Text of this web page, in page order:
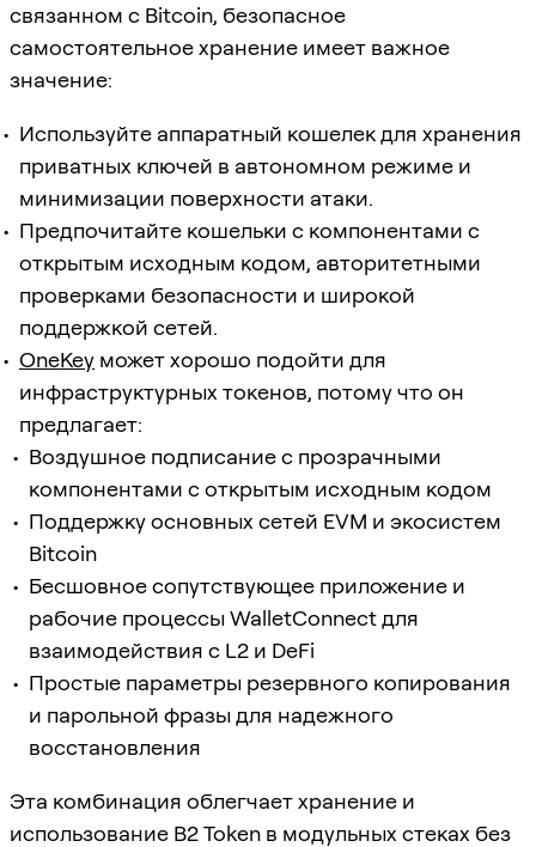
связанном с Bitcoin, безопасное
самостоятельное хранение имеет важное
значение:
Используйте аппаратный кошелек для хранения
приватных ключей в автономном режиме и
минимизации поверхности атаки.
Предпочитайте кошельки с компонентами с
открытым исходным кодом, авторитетными
проверками безопасности и широкой
поддержкой сетей.
OneKey может хорошо подойти для
инфраструктурных токенов, потому что он
предлагает:
Воздушное подписание с прозрачными
компонентами с открытым исходным кодом
Поддержку основных сетей EVM и экосистем
Bitcoin
Бесшовное сопутствующее приложение и
рабочие процессы WalletConnect для
взаимодействия с L2 и DeFi
Простые параметры резервного копирования
и парольной фразы для надежного
восстановления
Эта комбинация облегчает хранение и
использование B2 Token в модульных стеках без